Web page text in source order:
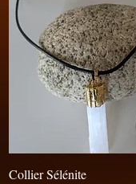
Aperçu rapide
Collier Sélénite